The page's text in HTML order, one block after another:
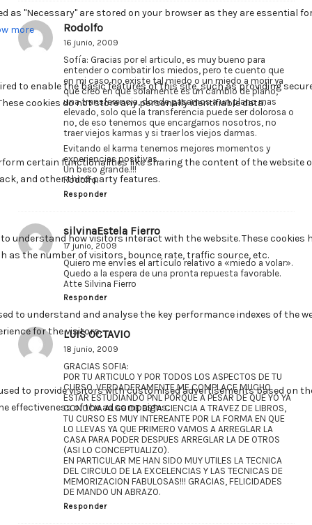
Rodolfo
16 junio, 2009
Sofía: Gracias por el articulo, es muy bueno para
entender o combatir los miedos, pero te cuento que
en mi caso no existe tal miedo o un miedo a morir ya
que creo en que solamente es un cambio de plano,
una transferencia, donde pasamos a un plano mas
elevado, solo que la transferencia puede ser dolorosa o
no, de eso tenemos que encargarnos nosotros, no
traer viejos karmas y si traer los viejos darmas.
Evitando el karma tenemos mejores momentos y
experiencias positivas.
Un beso grande.!!!
Rodolfo.
Responder
silvinaEstela Fierro
17 junio, 2009
Quiero me envíes el artículo relativo a «miedo a volar».
Quedo a la espera de una pronta repuesta favorable.
Atte Silvina Fierro
Responder
LUIS OCTAVIO
18 junio, 2009
GRACIAS SOFIA:
POR TU ARTICULO Y POR TODOS LOS ASPECTOS DE TU
CURSO. VERDADERAMENTE ME COMPLACE MUCHO
ESTAR ESTUDIANDO PNL PORQUE A PESAR DE QUE YO YA
CONOCIA ALGO DE ESTA CIENCIA A TRAVEZ DE LIBROS,
TU CURSO ES MUY INTEREANTE POR LA FORMA EN QUE
LO LLEVAS YA QUE PRIMERO VAMOS A ARREGLAR LA
CASA PARA PODER DESPUES ARREGLAR LA DE OTROS
(ASI LO CONCEPTUALIZO).
EN PARTICULAR ME HAN SIDO MUY UTILES LA TECNICA
DEL CIRCULO DE LA EXCELENCIAS Y LAS TECNICAS DE
MEMORIZACION FABULOSAS!!! GRACIAS, FELICIDADES
DE MANDO UN ABRAZO.
Responder